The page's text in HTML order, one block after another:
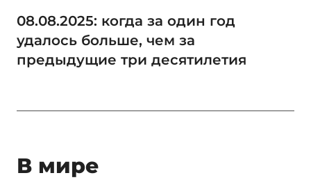
08.08.2025: когда за один год
удалось больше, чем за
предыдущие три десятилетия
В мире